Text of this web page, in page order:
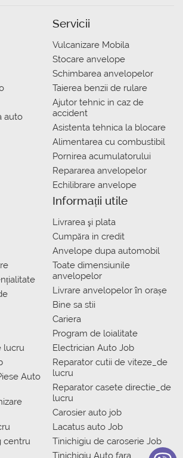
auto
Servicii
Vulcanizare Mobila
Stocare anvelope
Schimbarea anvelopelor
Taierea benzii de rulare
Ajutor tehnic in caz de
accident
Asistenta tehnica la blocare
Alimentarea cu combustibil
Pornirea acumulatorului
Repararea anvelopelor
Echilibrare anvelope
lucru
Auto
centru
Informații utile
Livrarea şi plata
Сumpăra in credit
Anvelope dupa automobil
Toate dimensiunile
anvelopelor
Livrare anvelopelor în orașe
Bine sa stii
Cariera
Program de loialitate
Electrician Auto Job
Reparator cutii de viteze_de
lucru
Reparator casete directie_de
lucru
Carosier auto job
Lacatus auto Job
Tinichigiu de caroserie Job
Tinichigiu Auto fara